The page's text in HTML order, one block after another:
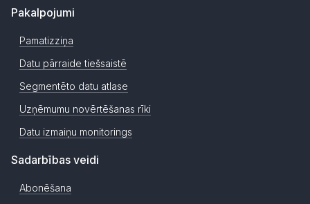
Pakalpojumi
Pamatizziņa
Datu pārraide tiešsaistē
Segmentēto datu atlase
Uzņēmumu novērtēšanas rīki
Datu izmaiņu monitorings
Sadarbības veidi
Abonēšana